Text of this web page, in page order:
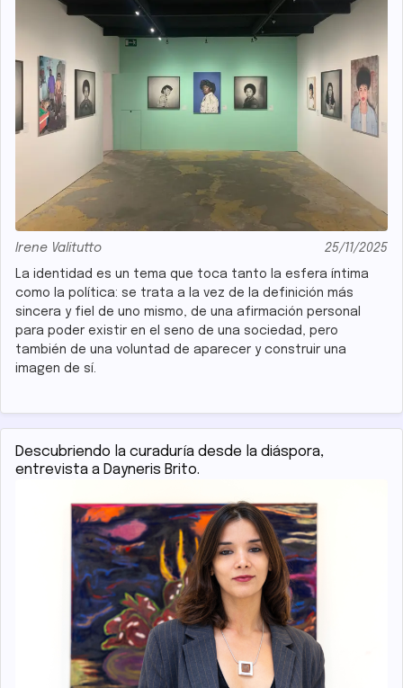
péruvien
Irene Valitutto 25/11/2025
La identidad es un tema que toca tanto la esfera íntima
como la política: se trata a la vez de la definición más
sincera y fiel de uno mismo, de una afirmación personal
para poder existir en el seno de una sociedad, pero
también de una voluntad de aparecer y construir una
imagen de sí.
Descubriendo la curaduría desde la diáspora,
entrevista a Dayneris Brito.